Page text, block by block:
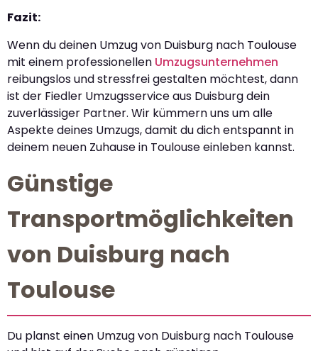
Fazit:
Wenn du deinen Umzug von Duisburg nach Toulouse
mit einem professionellen Umzugsunternehmen
reibungslos und stressfrei gestalten möchtest, dann
ist der Fiedler Umzugsservice aus Duisburg dein
zuverlässiger Partner. Wir kümmern uns um alle
Aspekte deines Umzugs, damit du dich entspannt in
deinem neuen Zuhause in Toulouse einleben kannst.
Günstige
Transportmöglichkeiten
von Duisburg nach
Toulouse
Du planst einen Umzug von Duisburg nach Toulouse